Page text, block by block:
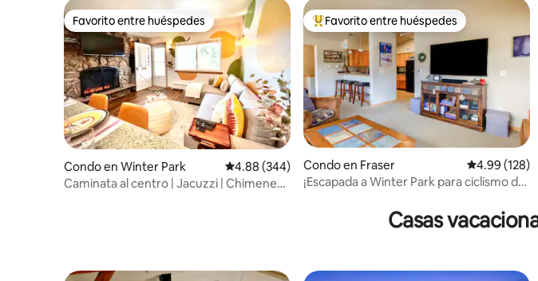
Favorito entre huéspedes
Favorito entre huéspedes
Condo en Winter Park Calificación promedio: 4.88 de 5, 344 reseñas
4.88 (344)
Caminata al centro | Jacuzzi | Chimenea |
Favorito entre huéspedes preferido
Favorito entre huéspedes
Condo en Fraser Calificación
4.99 (128)
¡Escapada a Winter Park para ciclismo de
Casas